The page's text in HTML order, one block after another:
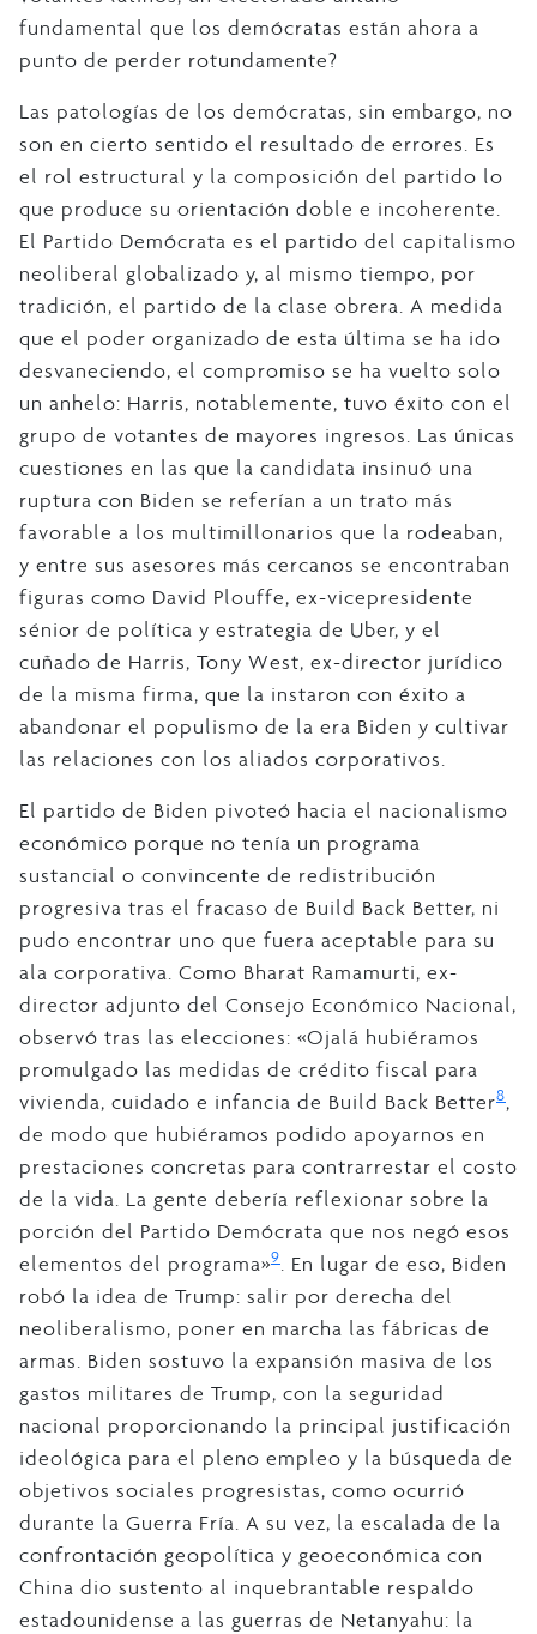
fundamental que los demócratas están ahora a
punto de perder rotundamente?
Las patologías de los demócratas, sin embargo, no
son en cierto sentido el resultado de errores. Es
el rol estructural y la composición del partido lo
que produce su orientación doble e incoherente.
El Partido Demócrata es el partido del capitalismo
neoliberal globalizado y, al mismo tiempo, por
tradición, el partido de la clase obrera. A medida
que el poder organizado de esta última se ha ido
desvaneciendo, el compromiso se ha vuelto solo
un anhelo: Harris, notablemente, tuvo éxito con el
grupo de votantes de mayores ingresos. Las únicas
cuestiones en las que la candidata insinuó una
ruptura con Biden se referían a un trato más
favorable a los multimillonarios que la rodeaban,
y entre sus asesores más cercanos se encontraban
figuras como David Plouffe, ex-vicepresidente
sénior de política y estrategia de Uber, y el
cuñado de Harris, Tony West, ex-director jurídico
de la misma firma, que la instaron con éxito a
abandonar el populismo de la era Biden y cultivar
las relaciones con los aliados corporativos.
El partido de Biden pivoteó hacia el nacionalismo
económico porque no tenía un programa
sustancial o convincente de redistribución
progresiva tras el fracaso de Build Back Better, ni
pudo encontrar uno que fuera aceptable para su
ala corporativa. Como Bharat Ramamurti, ex-
director adjunto del Consejo Económico Nacional,
observó tras las elecciones: «Ojalá hubiéramos
promulgado las medidas de crédito fiscal para
vivienda, cuidado e infancia de Build Back Better8,
de modo que hubiéramos podido apoyarnos en
prestaciones concretas para contrarrestar el costo
de la vida. La gente debería reflexionar sobre la
porción del Partido Demócrata que nos negó esos
elementos del programa»9. En lugar de eso, Biden
robó la idea de Trump: salir por derecha del
neoliberalismo, poner en marcha las fábricas de
armas. Biden sostuvo la expansión masiva de los
gastos militares de Trump, con la seguridad
nacional proporcionando la principal justificación
ideológica para el pleno empleo y la búsqueda de
objetivos sociales progresistas, como ocurrió
durante la Guerra Fría. A su vez, la escalada de la
confrontación geopolítica y geoeconómica con
China dio sustento al inquebrantable respaldo
estadounidense a las guerras de Netanyahu: la